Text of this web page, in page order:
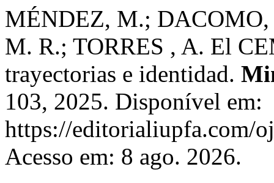
MÉNDEZ, M.;
M. R.; TORRES , A. El
trayectorias e identidad.
103, 2025. Disponível em:
https://editorialiupfa.com/
Acesso em: 8 ago. 2026.